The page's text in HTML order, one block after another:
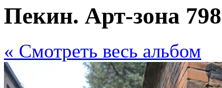
Пекин. Арт-зона 798
« Cмотреть весь альбом